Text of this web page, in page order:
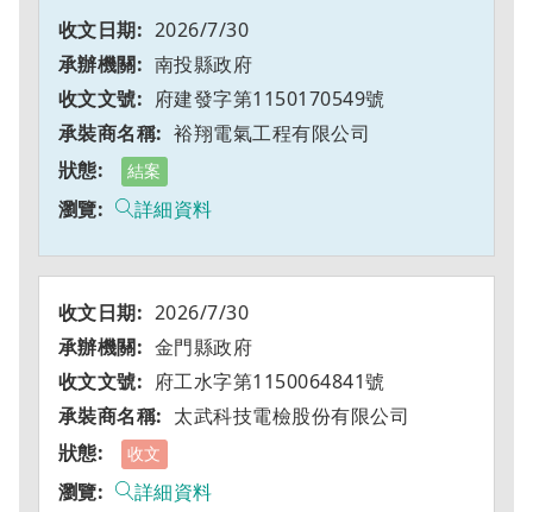
2026/7/30
南投縣政府
府建發字第1150170549號
裕翔電氣工程有限公司
結案
詳細資料
2026/7/30
金門縣政府
府工水字第1150064841號
太武科技電檢股份有限公司
收文
詳細資料